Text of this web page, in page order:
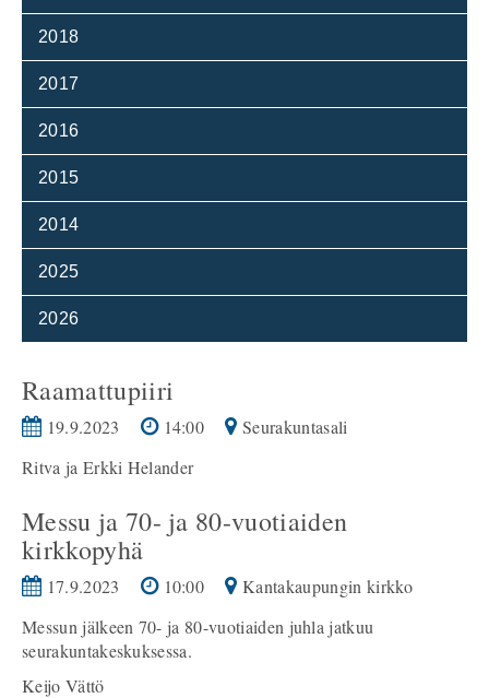
2018
2017
2016
2015
2014
2025
2026
Raamattupiiri
19.9.2023 14:00
Seurakuntasali
Ritva ja Erkki Helander
Messu ja 70- ja 80-vuotiaiden
kirkkopyhä
17.9.2023 10:00
Kantakaupungin kirkko
Messun jälkeen 70- ja 80-vuotiaiden juhla jatkuu
seurakuntakeskuksessa.
Keijo Vättö